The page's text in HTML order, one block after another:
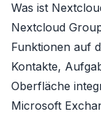
Was ist
Nextcloud
Funktionen auf
Kontakte,
Oberfläche
Microsoft